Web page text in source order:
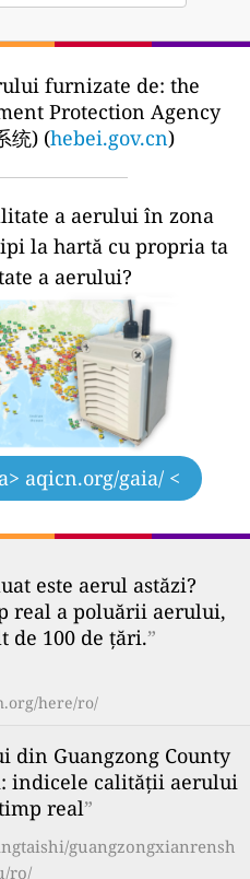
furnizate de: the
Protection Agency
统) (hebei.gov.cn)
a aerului în zona
la hartă cu propria ta
a aerului?
> aqicn.org/gaia/ <
este aerul astăzi?
real a poluării aerului,
de 100 de țări.”
here/ro/
din Guangzong County
indicele calității aerului
real”
guangzongxianrensh
ro/